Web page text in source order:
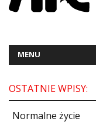
MENU
OSTATNIE WPISY:
Normalne życie